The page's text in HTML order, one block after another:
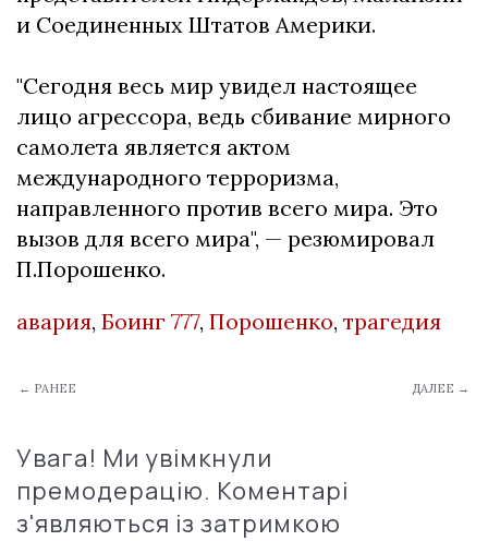
и Соединенных Штатов Америки.
"Сегодня весь мир увидел настоящее
лицо агрессора, ведь сбивание мирного
самолета является актом
международного терроризма,
направленного против всего мира. Это
вызов для всего мира", — резюмировал
П.Порошенко.
авария, Боинг 777, Порошенко, трагедия
← РАНЕЕ ДАЛЕЕ →
Увага! Ми увімкнули
премодерацію. Коментарі
з'являються із затримкою